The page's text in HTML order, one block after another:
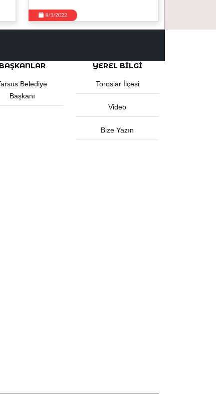
8/3/2022
BAŞKANLAR
Belediye
Başkanı
YEREL BILGI
Toroslar İlçesi
Video
Bize Yazın